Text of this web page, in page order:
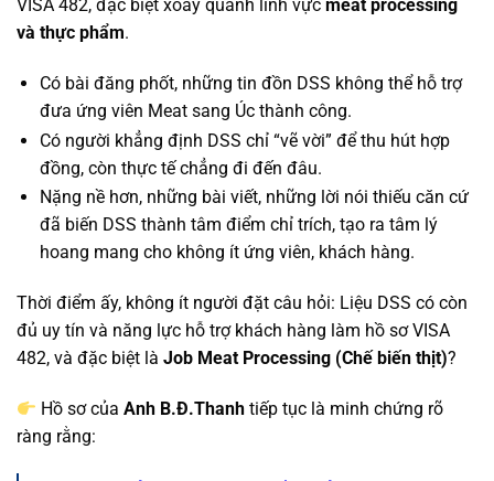
VISA 482, đặc biệt xoay quanh lĩnh vực meat processing
và thực phẩm.
Có bài đăng phốt, những tin đồn DSS không thể hỗ trợ
đưa ứng viên Meat sang Úc thành công.
Có người khẳng định DSS chỉ “vẽ vời” để thu hút hợp
đồng, còn thực tế chẳng đi đến đâu.
Nặng nề hơn, những bài viết, những lời nói thiếu căn cứ
đã biến DSS thành tâm điểm chỉ trích, tạo ra tâm lý
hoang mang cho không ít ứng viên, khách hàng.
Thời điểm ấy, không ít người đặt câu hỏi: Liệu DSS có còn
đủ uy tín và năng lực hỗ trợ khách hàng làm hồ sơ VISA
482, và đặc biệt là Job Meat Processing (Chế biến thịt)?
Hồ sơ củaAnh B.Đ.Thanhtiếp tục là minh chứng rõ
ràng rằng: